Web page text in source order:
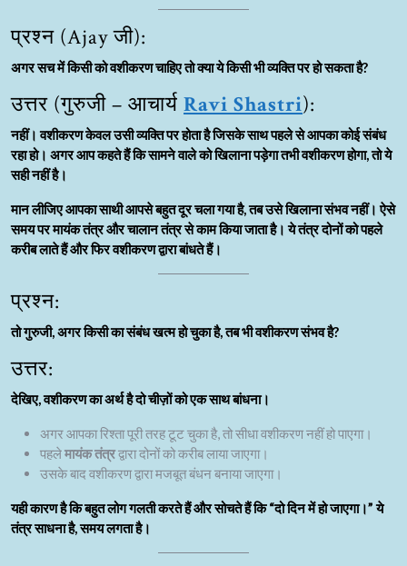
प्रश्न (Ajay जी):
अगर सच में किसी कोवशीकरणचाहिए तो क्या ये किसी भी व्यक्ति पर हो सकता है?
उत्तर (गुरुजी – आचार्य Ravi Shastri):
नहीं। वशीकरण केवल उसी व्यक्ति पर होता है जिसके साथ पहले से आपका कोई संबंध
रहा हो। अगर आप कहते हैं कि सामने वाले को खिलाना पड़ेगा तभी वशीकरण होगा, तो ये
सही नहीं है।
मान लीजिए आपका साथी आपसे बहुत दूर चला गया है, तब उसे खिलाना संभव नहीं। ऐसे
समय परमायंक तंत्रऔरचालान तंत्रसे काम किया जाता है। ये तंत्र दोनों को पहले
करीब लाते हैं और फिर वशीकरण द्वारा बांधते हैं।
प्रश्न:
तो गुरुजी, अगर किसी का संबंध खत्म हो चुका है, तब भी वशीकरण संभव है?
उत्तर:
देखिए, वशीकरण का अर्थ है दो चीज़ों को एक साथ बांधना।
अगर आपका रिश्ता पूरी तरह टूट चुका है, तो सीधा वशीकरण नहीं हो पाएगा।
पहलेमायंक तंत्रद्वारा दोनों को करीब लाया जाएगा।
उसके बाद वशीकरण द्वारा मजबूत बंधन बनाया जाएगा।
यही कारण है कि बहुत लोग गलती करते हैं और सोचते हैं कि “दो दिन में हो जाएगा।” ये
तंत्र साधना है, समय लगता है।